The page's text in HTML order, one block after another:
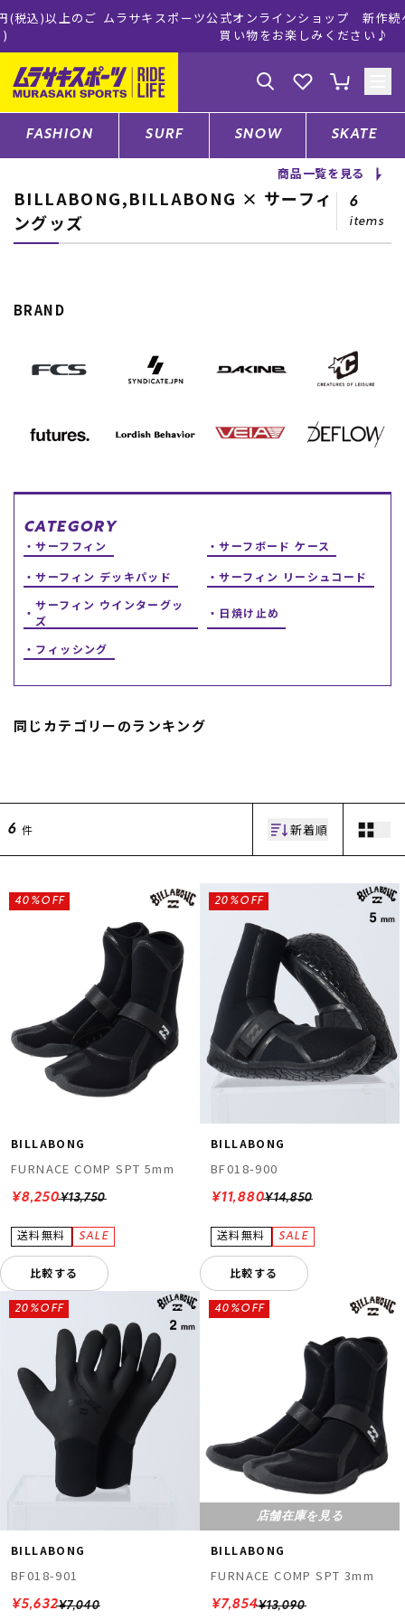
ムラサキスポーツ公式オンラインショップ 新作続々入荷中！是非
買い物をお楽しみください♪
ゲスト様
ログイン 会員登録
店舗一覧
サーフTOP
スノーTOP
CONTENTS
ブランド一覧
特集一覧
RIDE LIFE MAGAZINE一
覧
スタッフスナップ
フ
中古/アウトレット スノ
SUPPORT
ご利用ガイド
会員ランク
アフターサポート
ムラサキスポーツ 公式アプリ
ポイント・クーポンもこのアプリで！
FASHION SURF SNOW SKATE
商品一覧を見る
BILLABONG,BILLABONG × サーフィ
ングッズ
6
items
BRAND
CATEGORY
サーフフィン
サーフボード ケース
サーフィン デッキパッド
サーフィン リーシュコード
サーフィン ウインターグッ
ズ
日焼け止め
フィッシング
同じカテゴリーのランキング
6 件 新着順
BILLABONG
FURNACE COMP SPT 5mm
¥13,750
40%OFF
¥8,250
比較する
BILLABONG
BF018-900
¥14,850
20%OFF
¥11,880
比較する
BILLABONG
BF018-901
¥7,040
20%OFF
¥5,632
店舗在庫を見る
BILLABONG
FURNACE COMP SPT 3mm
¥13,090
40%OFF
¥7,854